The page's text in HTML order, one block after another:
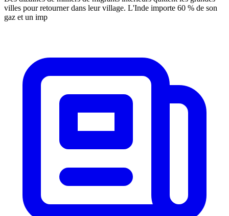
villes pour retourner dans leur village. L'Inde importe 60 % de son
gaz et un imp